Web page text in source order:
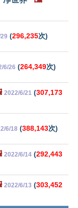
(296,235次)
6/26 (264,349次)
2022/6/21 (307,173
6/18 (388,143次)
2022/6/14 (292,443
2022/6/13 (303,452